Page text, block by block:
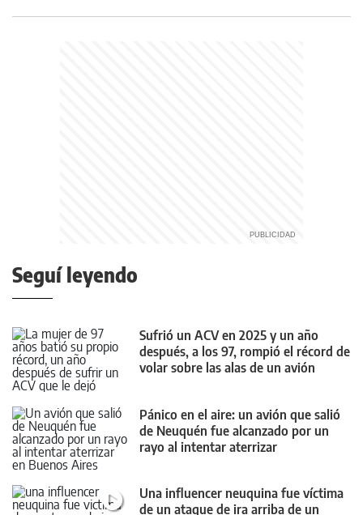
Seguí leyendo
Sufrió un ACV en 2025 y un año
después, a los 97, rompió el récord de
volar sobre las alas de un avión
Pánico en el aire: un avión que salió
de Neuquén fue alcanzado por un
rayo al intentar aterrizar
Una influencer neuquina fue víctima
de un ataque de ira arriba de un